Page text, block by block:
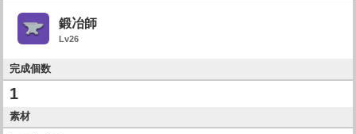
鍛冶師
Lv26
完成個数
1
素材